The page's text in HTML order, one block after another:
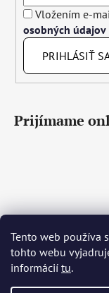
Tento web používa
tohto webu
informácií tu.
Vložením e-
osobných údajov
PRIHLÁSIŤ
Prijímame
Čeština
Język polski
Português
Nederlands